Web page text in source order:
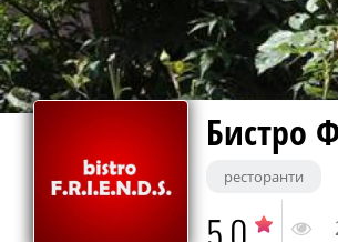
Бистро
ресторанти